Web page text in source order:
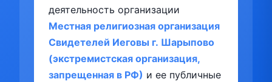
деятельность организации
Местная религиозная организация
Свидетелей Иеговы г. Шарыпово
(экстремистская организация,
запрещенная в РФ) и ее публичные